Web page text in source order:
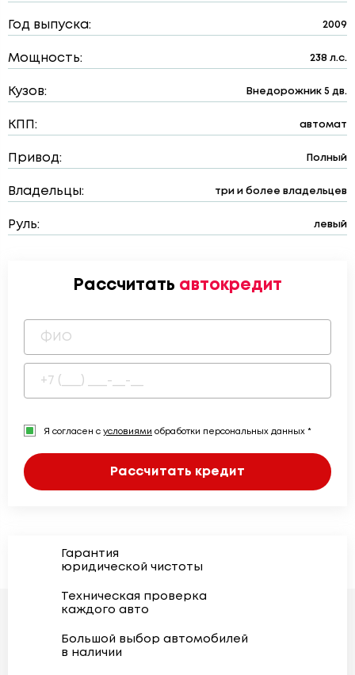
Год выпуска: 2009
Мощность: 238 л.с.
Кузов: Внедорожник 5 дв.
КПП: автомат
Привод: Полный
Владельцы: три и более владельцев
Руль: левый
Рассчитать автокредит
Я согласен с условиями обработки персональных данных *
Рассчитать кредит
Гарантия
юридической чистоты
Техническая проверка
каждого авто
Большой выбор автомобилей
в наличии